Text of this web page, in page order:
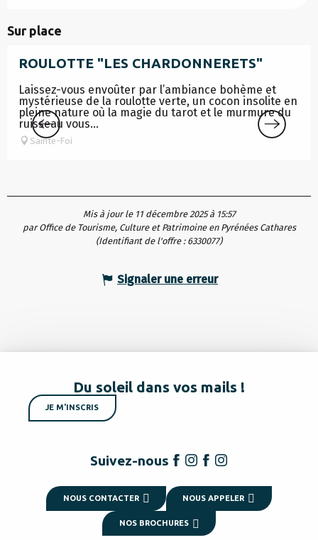
Sur place
ROULOTTE "LES CHARDONNERETS"
Laissez-vous envoûter par l’ambiance bohème et
mystérieuse de la roulotte verte, un cocon insolite en
pleine nature où la magie du tarot et le murmure du
ruisseau vous...
Sainte-Foi
Mis à jour le 11 décembre 2025 à 15:57
par Office de Tourisme, Culture et Patrimoine en Pyrénées Cathares
(Identifiant de l'offre : 6330077)
Signaler une erreur
Du soleil dans vos mails !
JE M'INSCRIS
Suivez-nous
NOUS CONTACTER NOUS APPELER
NOS BROCHURES